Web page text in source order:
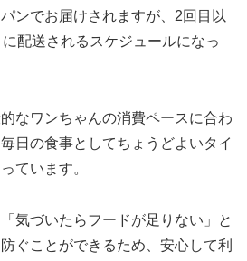
ンでお届けされますが、2回目以
配送されるスケジュールになっ
なワンちゃんの消費ペースに合わ
日の食事としてちょうどよいタイ
ています。
気づいたらフードが足りない」と
ぐことができるため、安心して利